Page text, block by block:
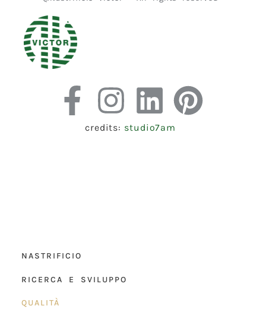
credits: studio7am
NASTRIFICIO
RICERCA E SVILUPPO
QUALITÀ